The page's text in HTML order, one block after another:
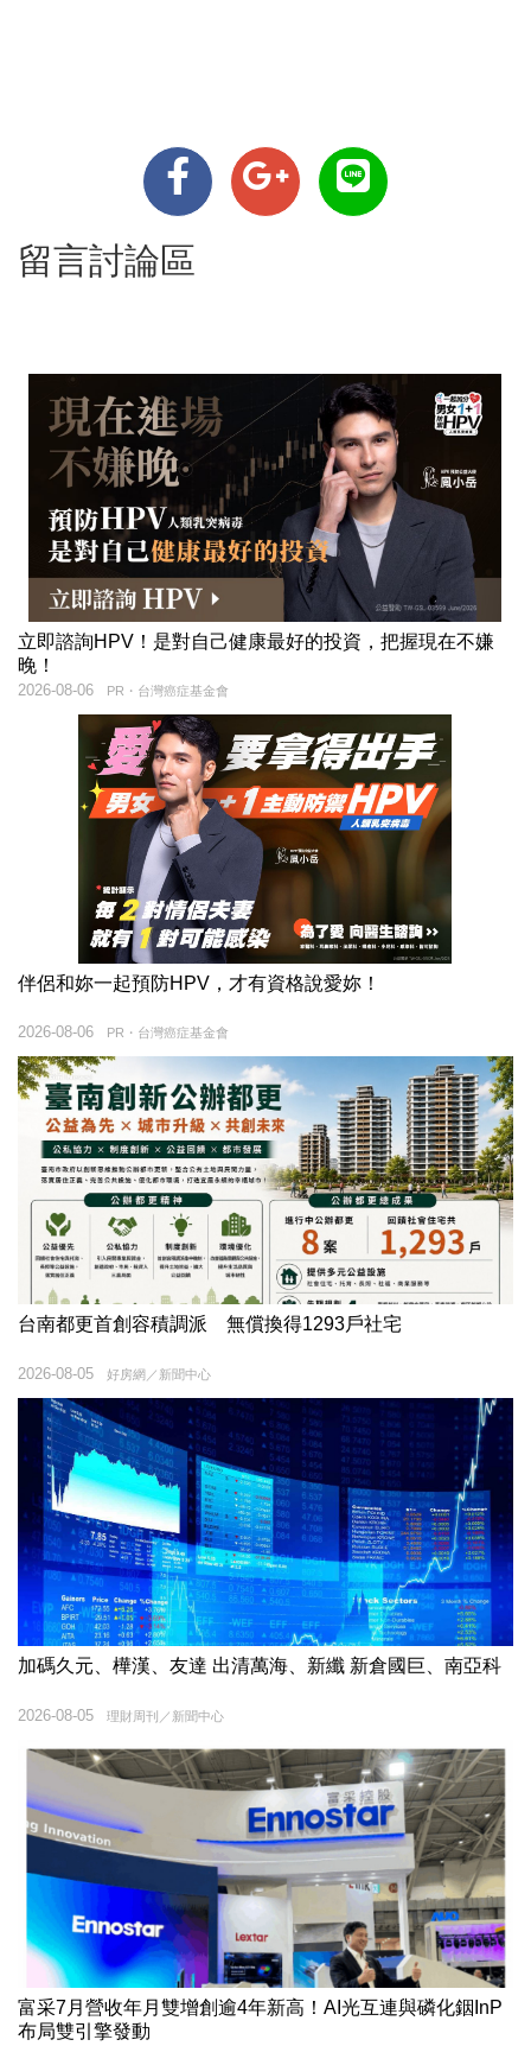
留言討論區
立即諮詢HPV！是對自己健康最好的投資，把握現在不嫌
晚！
PR・台灣癌症基金會
2026-08-06
伴侶和妳一起預防HPV，才有資格說愛妳！
PR・台灣癌症基金會
2026-08-06
台南都更首創容積調派 無償換得1293戶社宅
好房網／新聞中心
2026-08-05
加碼久元、樺漢、友達 出清萬海、新纖 新倉國巨、南亞科
理財周刊／新聞中心
2026-08-05
富采7月營收年月雙增創逾4年新高！AI光互連與磷化銦InP
布局雙引擎發動